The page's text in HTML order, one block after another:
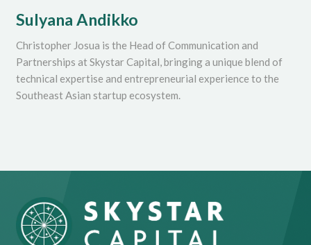
Sulyana Andikko
Christopher Josua is the Head of Communication and
Partnerships at Skystar Capital, bringing a unique blend of
technical expertise and entrepreneurial experience to the
Southeast Asian startup ecosystem.